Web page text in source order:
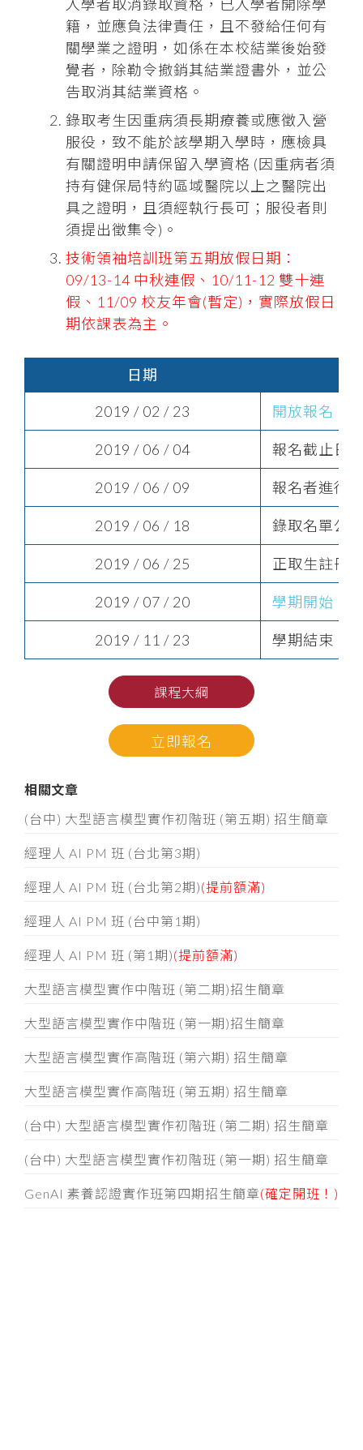
入學者取消錄取資格，已入學者開除學
籍，並應負法律責任，且不發給任何有
關學業之證明，如係在本校結業後始發
覺者，除勒令撤銷其結業證書外，並公
告取消其結業資格。
錄取考生因重病須長期療養或應徵入營
服役，致不能於該學期入學時，應檢具
有關證明申請保留入學資格 (因重病者須
持有健保局特約區域醫院以上之醫院出
具之證明，且須經執行長可；服役者則
須提出徵集令)。
技術領袖培訓班第五期放假日期：
09/13-14 中秋連假、10/11-12 雙十連
假、11/09 校友年會(暫定)，實際放假日
期依課表為主。
日期
2019 / 02 / 23 開放報名
2019 / 06 / 04 報名截止日
2019 / 06 / 09 報名者進行
2019 / 06 / 18 錄取名單公
2019 / 06 / 25 正取生註冊
2019 / 07 / 20 學期開始
2019 / 11 / 23 學期結束
課程大綱
立即報名
相關文章
(台中) 大型語言模型實作初階班 (第五期) 招生簡章
經理人 AI PM 班 (台北第3期)
經理人 AI PM 班 (台北第2期)(提前額滿)
經理人 AI PM 班 (台中第1期)
經理人 AI PM 班 (第1期)(提前額滿)
大型語言模型實作中階班 (第二期)招生簡章
大型語言模型實作中階班 (第一期)招生簡章
大型語言模型實作高階班 (第六期) 招生簡章
大型語言模型實作高階班 (第五期) 招生簡章
(台中) 大型語言模型實作初階班 (第二期) 招生簡章
(台中) 大型語言模型實作初階班 (第一期) 招生簡章
GenAI 素養認證實作班第四期招生簡章(確定開班！)